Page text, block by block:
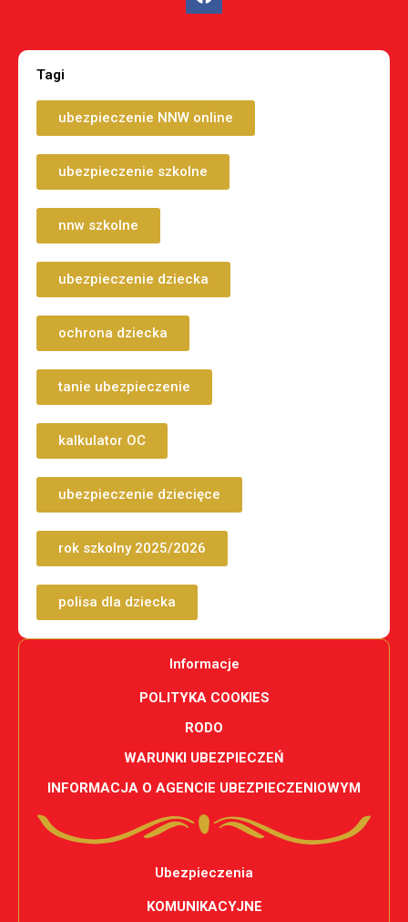
Tagi
ubezpieczenie NNW online
ubezpieczenie szkolne
nnw szkolne
ubezpieczenie dziecka
ochrona dziecka
tanie ubezpieczenie
kalkulator OC
ubezpieczenie dziecięce
rok szkolny 2025/2026
polisa dla dziecka
Informacje
POLITYKA COOKIES
RODO
WARUNKI UBEZPIECZEŃ
INFORMACJA O AGENCIE UBEZPIECZENIOWYM
Ubezpieczenia
KOMUNIKACYJNE